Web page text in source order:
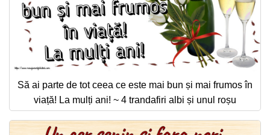
Să ai parte de tot ceea ce este mai bun și mai frumos în
viață! La mulți ani! ~ 4 trandafiri albi și unul roșu